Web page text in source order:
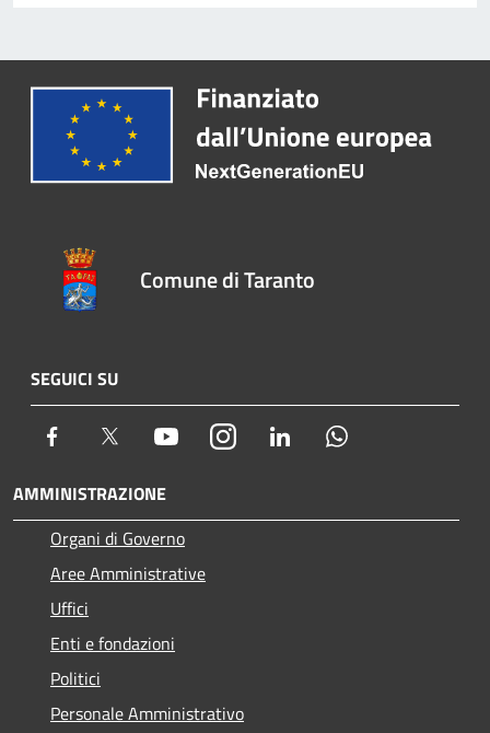
Comune di Taranto
SEGUICI SU
Facebook Twitter YoutubeInstagram LinkedIn
AMMINISTRAZIONE
Organi di Governo
Aree Amministrative
Uffici
Enti e fondazioni
Politici
Personale Amministrativo